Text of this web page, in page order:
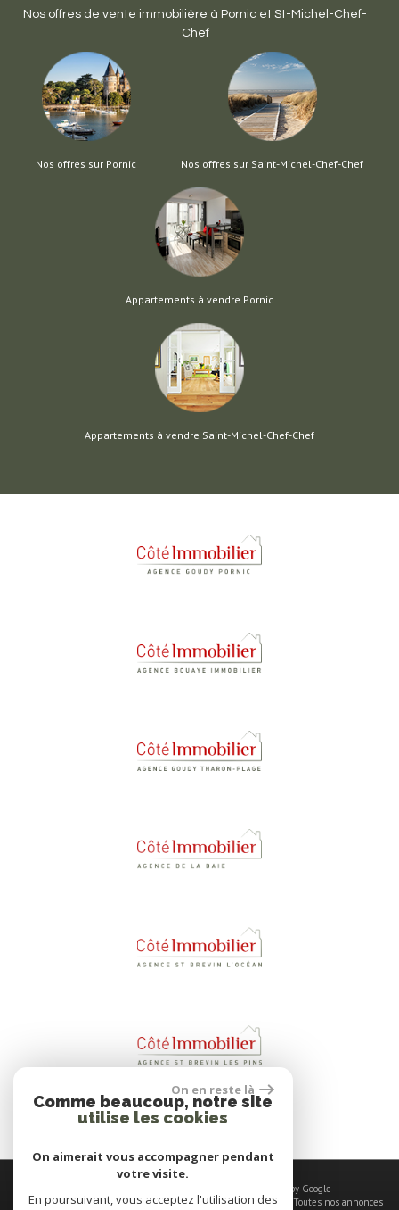
Nos offres de vente immobilière à Pornic et St-Michel-Chef-
Chef
Nos offres sur Pornic Nos offres sur Saint-Michel-Chef-Chef
Appartements à vendre Pornic
Appartements à vendre Saint-Michel-Chef-Chef
© 2026 | Tous droits réservés | Traduction powered by Google
Plan du site-Mentions légales-Nos honoraires-Liens- Admin Toutes nos annonces
On en reste là
Comme beaucoup, notre site
utilise les cookies
On aimerait vous accompagner pendant
votre visite.
En poursuivant, vous acceptez l'utilisation des